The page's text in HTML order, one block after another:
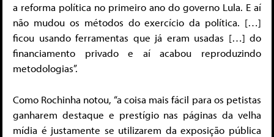
a reforma política no primeiro ano do governo Lula. E aí
não mudou os métodos do exercício da política. […]
ficou usando ferramentas que já eram usadas […] do
financiamento privado e aí acabou reproduzindo
metodologias”.
Como Rochinha notou, “a coisa mais fácil para os petistas
ganharem destaque e prestígio nas páginas da velha
mídia é justamente se utilizarem da exposição pública